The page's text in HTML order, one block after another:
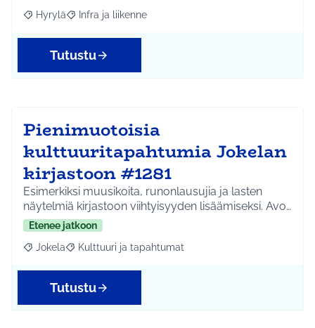
Rajaa tulokset aihepiirin mukaan: Hyrylä
Hyrylä Rajaa tulokset teeman mukaan: Infra ja liikenne
Infra ja liikenne
Tutustu
Pienimuotoisia
kulttuuritapahtumia Jokelan
kirjastoon #1281
Esimerkiksi muusikoita, runonlausujia ja lasten
näytelmiä kirjastoon viihtyisyyden lisäämiseksi. Avo…
Etenee jatkoon
Rajaa tulokset aihepiirin mukaan: Jokela
Jokela Rajaa tulokset teeman mukaan: Kulttuuri ja
Kulttuuri ja tapahtumat
Tutustu